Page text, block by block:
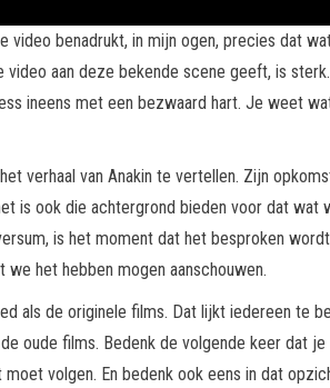
benadrukt, in mijn ogen, precies dat
aan deze bekende scene geeft, is
ineens met een bezwaard hart. Je weet
verhaal van Anakin te vertellen. Zijn
is ook die achtergrond bieden voor dat wat
is het moment dat het besproken
het hebben mogen aanschouwen.
als de originele films. Dat lijkt iedereen te
oude films. Bedenk de volgende keer dat
volgen. En bedenk ook eens in dat